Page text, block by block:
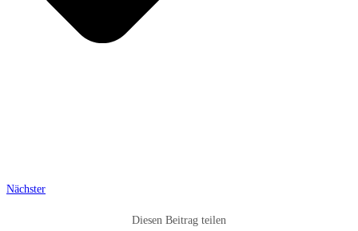
Nächster
Diesen Beitrag teilen